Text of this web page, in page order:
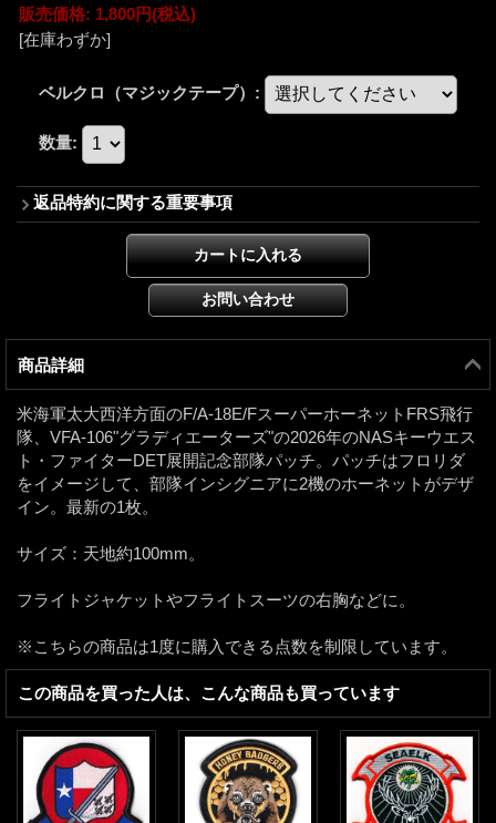
販売価格: 1,800円(税込)
[在庫わずか]
ベルクロ（マジックテープ） :
数量:
返品特約に関する重要事項
商品詳細
米海軍太大西洋方面のF/A-18E/FスーパーホーネットFRS飛行
隊、VFA-106"グラディエーターズ"の2026年のNASキーウエス
ト・ファイターDET展開記念部隊パッチ。パッチはフロリダ
をイメージして、部隊インシグニアに2機のホーネットがデザ
イン。最新の1枚。
サイズ：天地約100mm。
フライトジャケットやフライトスーツの右胸などに。
※こちらの商品は1度に購入できる点数を制限しています。
この商品を買った人は、こんな商品も買っています